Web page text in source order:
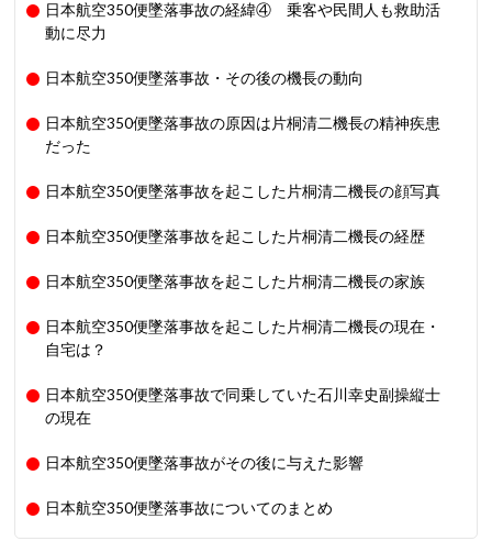
日本航空350便墜落事故の経緯④ 乗客や民間人も救助活
動に尽力
日本航空350便墜落事故・その後の機長の動向
日本航空350便墜落事故の原因は片桐清二機長の精神疾患
だった
日本航空350便墜落事故を起こした片桐清二機長の顔写真
日本航空350便墜落事故を起こした片桐清二機長の経歴
日本航空350便墜落事故を起こした片桐清二機長の家族
日本航空350便墜落事故を起こした片桐清二機長の現在・
自宅は？
日本航空350便墜落事故で同乗していた石川幸史副操縦士
の現在
日本航空350便墜落事故がその後に与えた影響
日本航空350便墜落事故についてのまとめ